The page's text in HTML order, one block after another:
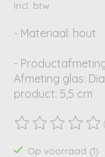
Incl. btw
- Materiaal: hout
-
Afmeting glas:
product: 5,5 cm
De beoordeling
Op voorraad (1)